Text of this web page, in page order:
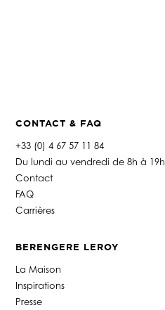
CONTACT & FAQ
+33 (0) 4 67 57 11 84
Du lundi au vendredi de 8h à 19h
Contact
FAQ
Carrières
BERENGERE LEROY
La Maison
Inspirations
Presse